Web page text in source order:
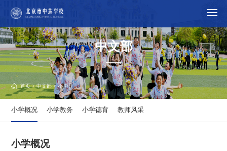
中文部
首页>中文部> 小学
小学概况 小学教务 小学德育 教师风采
小学概况